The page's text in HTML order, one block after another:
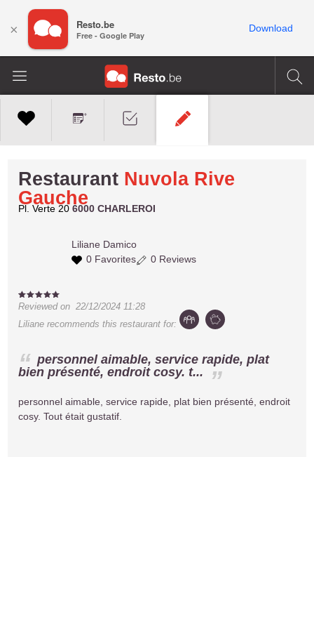
Restaurant Nuvola Rive
Gauche
Pl. Verte 206000 CHARLEROI
Liliane Damico
0 Favorites
0 Reviews
Reviewed on22/12/2024 11:28
Liliane recommends this restaurant for:
personnel aimable, service rapide, plat
bien présenté, endroit cosy. t...
personnel aimable, service rapide, plat bien présenté, endroit
cosy. Tout était gustatif.
× Resto.be
Free - Google Play
Download